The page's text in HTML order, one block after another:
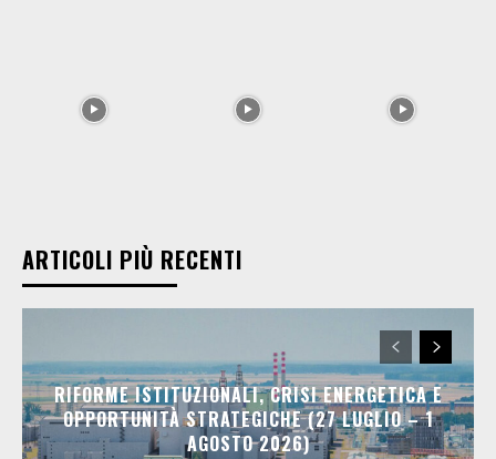
ARTICOLI PIÙ RECENTI
RIFORME ISTITUZIONALI, CRISI ENERGETICA E
OPPORTUNITÀ STRATEGICHE (27 LUGLIO – 1
AGOSTO 2026)